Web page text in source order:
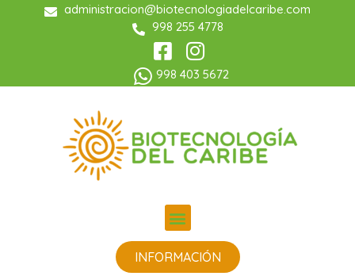
administracion@biotecnologiadelcaribe.com
998 255 4778
998 403 5672
INFORMACIÓN